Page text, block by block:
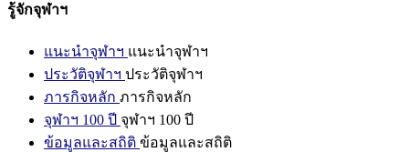
รู้จักจุฬาฯ
แนะนำจุฬาฯ แนะนำจุฬาฯ
ประวัติจุฬาฯ ประวัติจุฬาฯ
ภารกิจหลัก ภารกิจหลัก
จุฬาฯ 100 ปี จุฬาฯ 100 ปี
ข้อมูลและสถิติ ข้อมูลและสถิติ